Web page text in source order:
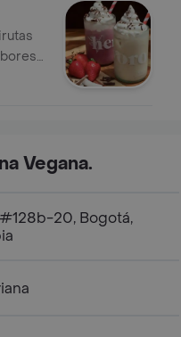
Vegana.
20, Bogotá,